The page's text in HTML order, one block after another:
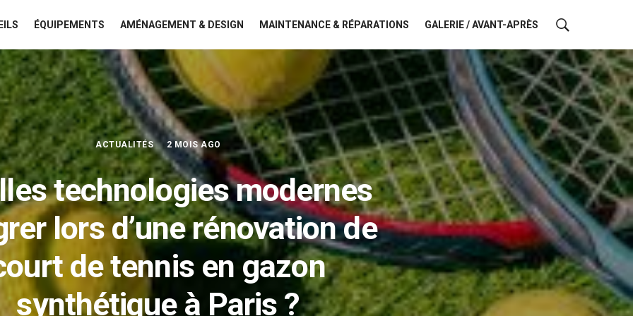
ÉQUIPEMENTS AMÉNAGEMENT & DESIGN MAINTENANCE & RÉPARATIONS GALERIE / AVANT-APRÈS
ACTUALITÉS 2 MOIS AGO
technologies modernes
lors d’une rénovation de
de tennis en gazon
synthétique à Paris ?